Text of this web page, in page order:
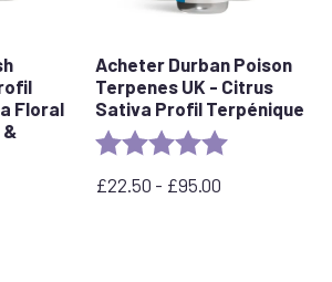
Floral
&
4.5 out of 5 stars
Acheter Durban Poison
Terpenes UK - Citrus
Sativa Profil Terpénique
Rating:
£22.50 - £95.00
Plage